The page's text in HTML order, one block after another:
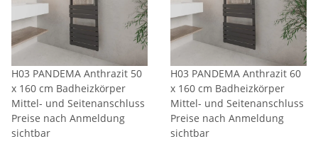
H03 PANDEMA Anthrazit 50
x 160 cm Badheizkörper
Mittel- und Seitenanschluss
Preise nach Anmeldung
sichtbar
H03 PANDEMA Anthrazit 60
x 160 cm Badheizkörper
Mittel- und Seitenanschluss
Preise nach Anmeldung
sichtbar